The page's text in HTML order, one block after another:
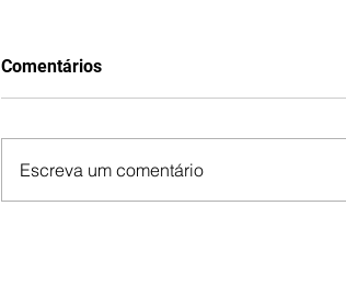
Comentários
Escreva um comentário